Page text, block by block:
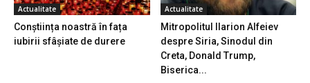
Actualitate
Conștiința noastră în fața
iubirii sfâșiate de durere
Actualitate
Mitropolitul Ilarion Alfeiev
despre Siria, Sinodul din
Creta, Donald Trump,
Biserica...